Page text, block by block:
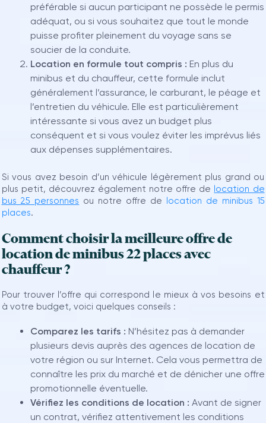
préférable si aucun participant ne possède le permis
adéquat, ou si vous souhaitez que tout le monde
puisse profiter pleinement du voyage sans se
soucier de la conduite.
Location en formule tout compris : En plus du
minibus et du chauffeur, cette formule inclut
généralement l’assurance, le carburant, le péage et
l’entretien du véhicule. Elle est particulièrement
intéressante si vous avez un budget plus
conséquent et si vous voulez éviter les imprévus liés
aux dépenses supplémentaires.
Si vous avez besoin d’un véhicule légèrement plus grand ou
plus petit, découvrez également notre offre de location de
bus 25 personnes ou notre offre de location de minibus 15
places.
Comment choisir la meilleure offre de
location de minibus 22 places avec
chauffeur ?
Pour trouver l’offre qui correspond le mieux à vos besoins et
à votre budget, voici quelques conseils :
Comparez les tarifs : N’hésitez pas à demander
plusieurs devis auprès des agences de location de
votre région ou sur Internet. Cela vous permettra de
connaître les prix du marché et de dénicher une offre
promotionnelle éventuelle.
Vérifiez les conditions de location : Avant de signer
un contrat, vérifiez attentivement les conditions